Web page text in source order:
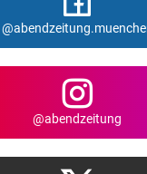
@abendzeitung